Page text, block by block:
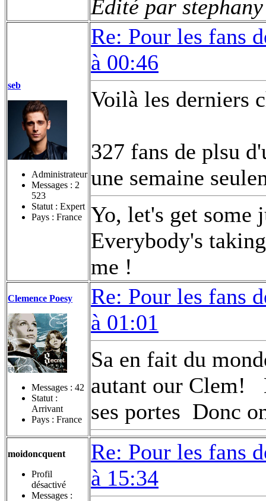
Edité par
seb
Administrateur
Messages : 2
523
Statut : Expert
Pays : France
Re: Pour les fans
à 00:46
Voilà les derniers
327 fans de plsu
une semaine
Yo, let's get some
Everybody's
me !
Clemence Poesy
Messages : 42
Statut :
Arrivant
Pays : France
Re: Pour les fans
à 01:01
Sa en fait du
autant our Clem!
ses portes Donc
moidoncquent
Profil
désactivé
Messages :
Re: Pour les fans
à 15:34